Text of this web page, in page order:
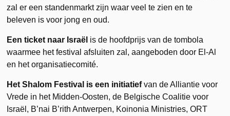
zal er een standenmarkt zijn waar veel te zien en te
beleven is voor jong en oud.
Een ticket naar Israël is de hoofdprijs van de tombola
waarmee het festival afsluiten zal, aangeboden door El-Al
en het organisatiecomité.
Het Shalom Festival is een initiatiefvan de Alliantie voor
Vrede in het Midden-Oosten, de Belgische Coalitie voor
Israël, B’nai B’rith Antwerpen, Koinonia Ministries, ORT